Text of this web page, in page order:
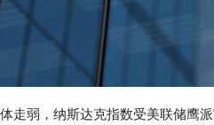
弱，纳斯达克指数受美联储鹰派